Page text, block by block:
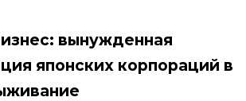
вынужденная
японских корпораций в